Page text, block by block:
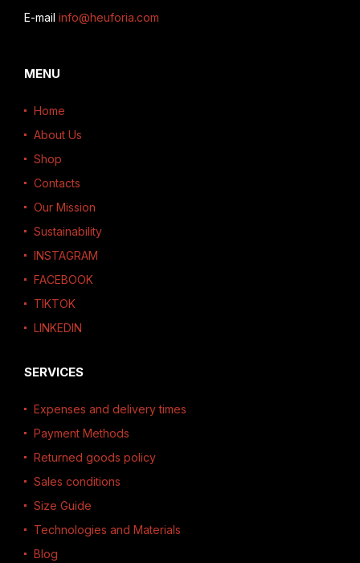
E-mail info@heuforia.com
MENU
Home
About Us
Shop
Contacts
Our Mission
Sustainability
INSTAGRAM
FACEBOOK
TIKTOK
LINKEDIN
SERVICES
Expenses and delivery times
Payment Methods
Returned goods policy
Sales conditions
Size Guide
Technologies and Materials
Blog